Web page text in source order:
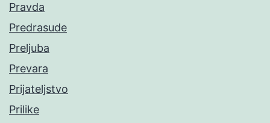
Pravda
Predrasude
Preljuba
Prevara
Prijateljstvo
Prilike